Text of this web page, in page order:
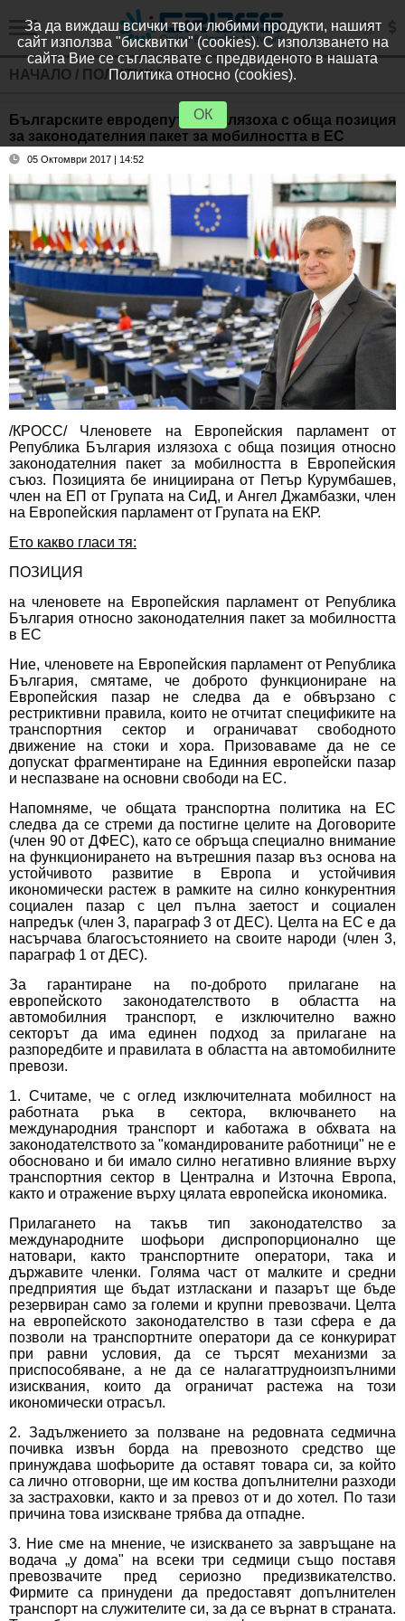
НАЧАЛО / ПОЛИТИКА
Българските евродепутати излязоха с обща позиция
за законодателния пакет за мобилността в ЕС
05 Октомври 2017 | 14:52
/КРОСС/ Членовете на Европейския парламент от
Република България излязоха с обща позиция относно
законодателния пакет за мобилността в Европейския
съюз. Позицията бе инициирана от Петър Курумбашев,
член на ЕП от Групата на СиД, и Ангел Джамбазки, член
на Европейския парламент от Групата на ЕКР.
Ето какво гласи тя:
ПОЗИЦИЯ
на членовете на Европейския парламент от Република
България относно законодателния пакет за мобилността
в ЕС
Ние, членовете на Европейския парламент от Република
България, смятаме, че доброто функциониране на
Европейския пазар не следва да е обвързано с
рестриктивни правила, които не отчитат спецификите на
транспортния сектор и ограничават свободното
движение на стоки и хора. Призоваваме да не се
допускат фрагментиране на Единния европейски пазар
и неспазване на основни свободи на ЕС.
Напомняме, че общата транспортна политика на ЕС
следва да се стреми да постигне целите на Договорите
(член 90 от ДФЕС), като се обръща специално внимание
на функционирането на вътрешния пазар въз основа на
устойчивото развитие в Европа и устойчивия
икономически растеж в рамките на силно конкурентния
социален пазар с цел пълна заетост и социален
напредък (член 3, параграф 3 от ДЕС). Целта на ЕС е да
насърчава благосъстоянието на своите народи (член 3,
параграф 1 от ДЕС).
За гарантиране на по-доброто прилагане на
европейското законодателството в областта на
автомобилния транспорт, е изключително важно
секторът да има единен подход за прилагане на
разпоредбите и правилата в областта на автомобилните
превози.
1. Считаме, че с оглед изключителната мобилност на
работната ръка в сектора, включването на
международния транспорт и каботажа в обхвата на
законодателството за "командированите работници" не е
обосновано и би имало силно негативно влияние върху
транспортния сектор в Централна и Източна Европа,
както и отражение върху цялата европейска икономика.
Прилагането на такъв тип законодателство за
международните шофьори диспропорционално ще
натовари, както транспортните оператори, така и
държавите членки. Голяма част от малките и средни
предприятия ще бъдат изтласкани и пазарът ще бъде
резервиран само за големи и крупни превозвачи. Целта
на европейското законодателство в тази сфера е да
позволи на транспортните оператори да се конкурират
при равни условия, да се търсят механизми за
приспособяване, а не да се налагаттрудноизпълними
изисквания, които да ограничат растежа на този
икономически отрасъл.
2. Задължението за ползване на редовната седмична
почивка извън борда на превозното средство ще
принуждава шофьорите да оставят товара си, за който
са лично отговорни, ще им коства допълнителни разходи
за застраховки, както и за превоз от и до хотел. По тази
причина това изискване трябва да отпадне.
3. Ние сме на мнение, че изискването за завръщане на
водача „у дома" на всеки три седмици също поставя
превозвачите пред сериозно предизвикателство.
Фирмите са принудени да предоставят допълнителен
транспорт на служителите си, за да се върнат в страната.
За да виждаш всички твои любими продукти, нашият
сайт използва "бисквитки" (cookies). С използването на
сайта Вие се съгласявате с предвиденото в нашата
Политика относно (cookies).
ОК